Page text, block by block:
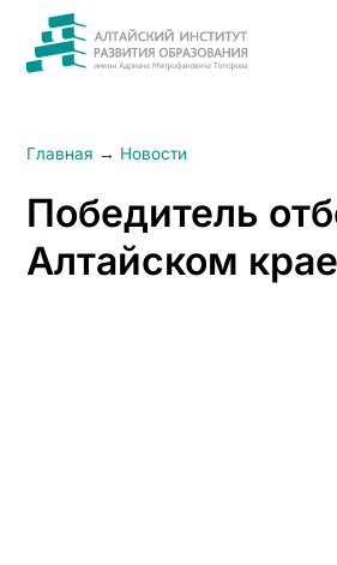
Главная → Новости
Победитель
Алтайском